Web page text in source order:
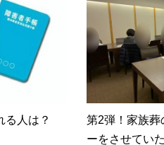
る人は？
第2弾！家族葬
ーをさせてい